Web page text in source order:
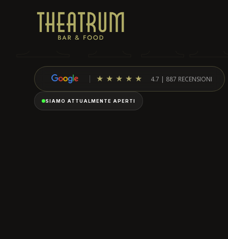
★★★★★ 4.7 | 887 RECENSIONI
SIAMO ATTUALMENTE APERTI